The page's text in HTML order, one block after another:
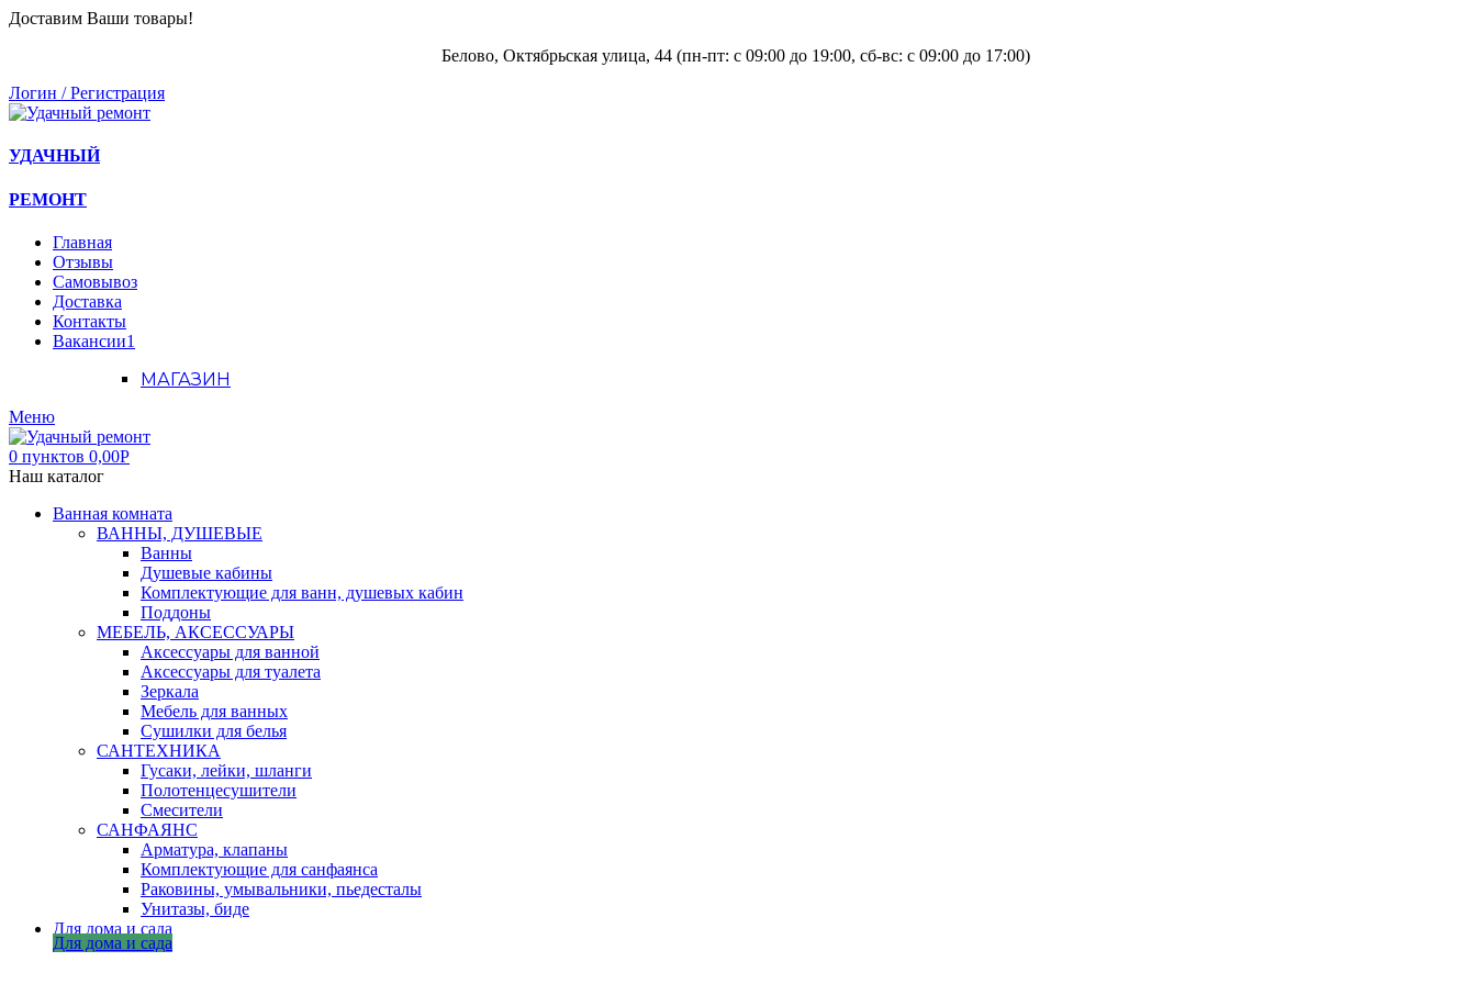
Доставим Ваши товары!
Белово, Октябрьская улица, 44 (пн-пт: с 09:00 до 19:00, сб-вс: с 09:00 до 17:00)
Логин / Регистрация
УДАЧНЫЙ
РЕМОНТ
Главная
Отзывы
Самовывоз
Доставка
Контакты
Вакансии1
МАГАЗИН
Меню
0 пунктов 0,00Р
Наш каталог
Ванная комната
ВАННЫ, ДУШЕВЫЕ
Ванны
Душевые кабины
Комплектующие для ванн, душевых кабин
Поддоны
МЕБЕЛЬ, АКСЕССУАРЫ
Аксессуары для ванной
Аксессуары для туалета
Зеркала
Мебель для ванных
Сушилки для белья
САНТЕХНИКА
Гусаки, лейки, шланги
Полотенцесушители
Смесители
САНФАЯНС
Арматура, клапаны
Комплектующие для санфаянса
Раковины, умывальники, пьедесталы
Унитазы, биде
Для дома и сада
Для дома и сада